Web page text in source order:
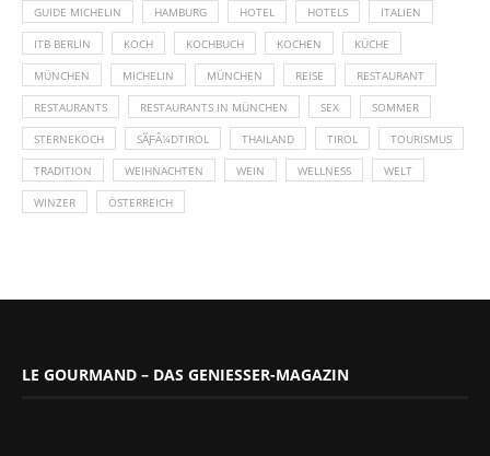
GUIDE MICHELIN HAMBURG HOTEL HOTELS ITALIEN
ITB BERLIN KOCH KOCHBUCH KOCHEN KÜCHE
MÜNCHEN MICHELIN MÜNCHEN REISE RESTAURANT
RESTAURANTS RESTAURANTS IN MÜNCHEN SEX SOMMER
STERNEKOCH SÃƑÂ¼DTIROL THAILAND TIROL TOURISMUS
TRADITION WEIHNACHTEN WEIN WELLNESS WELT
WINZER ÖSTERREICH
LE GOURMAND – DAS GENIESSER-MAGAZIN